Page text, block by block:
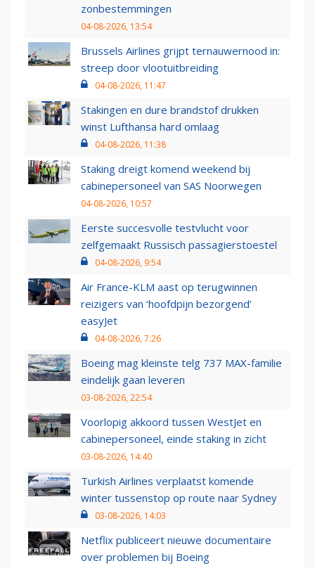
zonbestemmingen
04-08-2026, 13:54
Brussels Airlines grijpt ternauwernood in:
streep door vlootuitbreiding
04-08-2026, 11:47
Stakingen en dure brandstof drukken
winst Lufthansa hard omlaag
04-08-2026, 11:38
Staking dreigt komend weekend bij
cabinepersoneel van SAS Noorwegen
04-08-2026, 10:57
Eerste succesvolle testvlucht voor
zelfgemaakt Russisch passagierstoestel
04-08-2026, 9:54
Air France-KLM aast op terugwinnen
reizigers van ‘hoofdpijn bezorgend’
easyJet
04-08-2026, 7:26
Boeing mag kleinste telg 737 MAX-familie
eindelijk gaan leveren
03-08-2026, 22:54
Voorlopig akkoord tussen WestJet en
cabinepersoneel, einde staking in zicht
03-08-2026, 14:40
Turkish Airlines verplaatst komende
winter tussenstop op route naar Sydney
03-08-2026, 14:03
Netflix publiceert nieuwe documentaire
over problemen bij Boeing